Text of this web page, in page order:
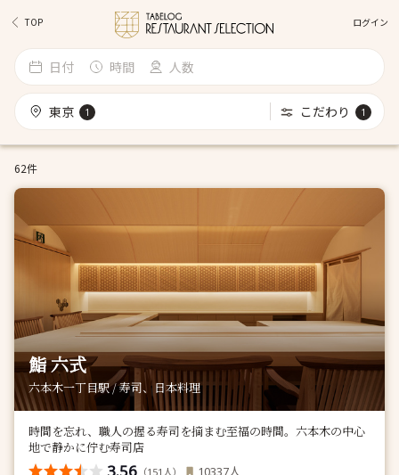
TOP ログイン
日付 時間 人数
東京 1 こだわり 1
62件
鮨 六式
六本木一丁目駅 / 寿司、日本料理
時間を忘れ、職人の握る寿司を摘まむ至福の時間。六本木の中心
地で静かに佇む寿司店
（151 人） 10337人